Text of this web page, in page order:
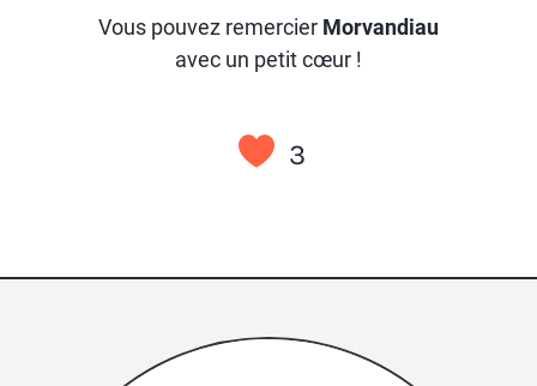
Vous pouvez remercier Morvandiau
avec un petit cœur !
3